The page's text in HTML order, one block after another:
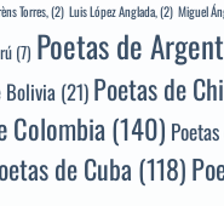
Torres,(2) Luis López Anglada,(2) Miguel
(7) Poetas de
Bolivia(21) Poetas de
Colombia(140)
de Cuba (118)